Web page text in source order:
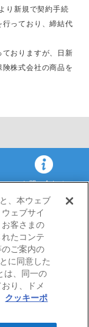
り新規で契約手続
っており、締結代
おりますが、日新
株式会社の商品を
お問い合わせ
って勧誘方針
て）
All Rights
、本ウェブ
ェブサイ
お客さまの
たコンテ
ご案内の
に同意した
は、同一の
り、ドメ
クッキーポ